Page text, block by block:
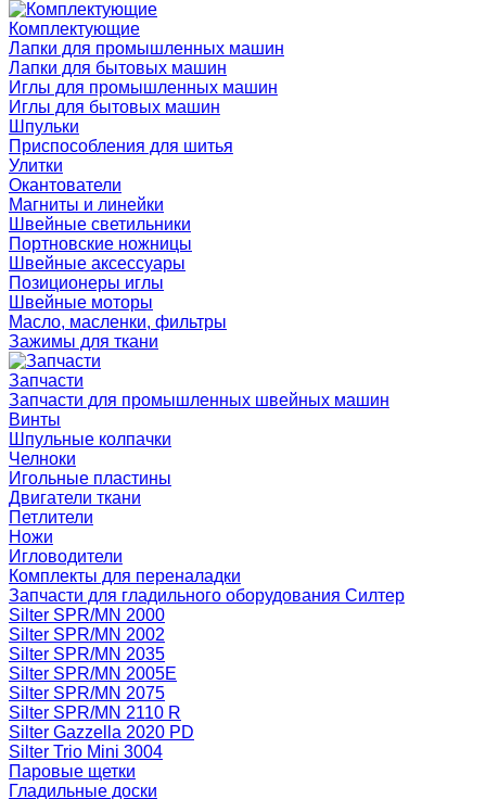
Комплектующие
Лапки для промышленных машин
Лапки для бытовых машин
Иглы для промышленных машин
Иглы для бытовых машин
Шпульки
Приспособления для шитья
Улитки
Окантователи
Магниты и линейки
Швейные светильники
Портновские ножницы
Швейные аксессуары
Позиционеры иглы
Швейные моторы
Масло, масленки, фильтры
Зажимы для ткани
Запчасти
Запчасти для промышленных швейных машин
Винты
Шпульные колпачки
Челноки
Игольные пластины
Двигатели ткани
Петлители
Ножи
Игловодители
Комплекты для переналадки
Запчасти для гладильного оборудования Силтер
Silter SPR/MN 2000
Silter SPR/MN 2002
Silter SPR/MN 2035
Silter SPR/MN 2005E
Silter SPR/MN 2075
Silter SPR/MN 2110 R
Silter Gazzella 2020 PD
Silter Trio Mini 3004
Паровые щетки
Гладильные доски